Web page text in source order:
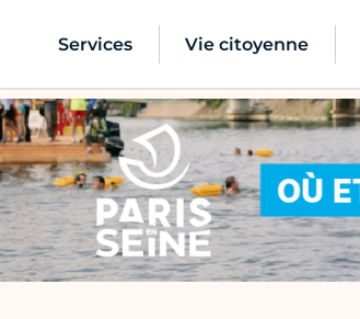
Services Vie citoyenne